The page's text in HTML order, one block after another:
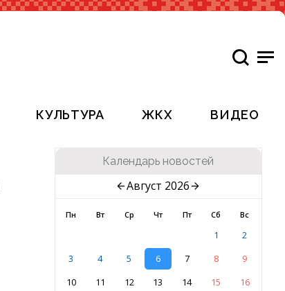
КУЛЬТУРА ЖКХ ВИДЕО
Календарь новостей
Август 2026
Пн Вт Ср Чт Пт Сб Вс
1
2
3
4 5 6 7 8
9
10
11 12 13 14 15
16